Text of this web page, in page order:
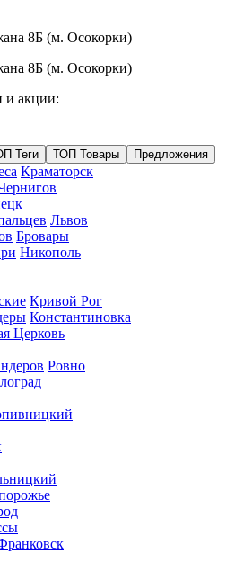
8Б (м. Осокорки)
8Б (м. Осокорки)
и акции:
Теги ТОП Товары Предложения
Краматорск
Львов
Бровары
Никополь
Кривой Рог
Константиновка
Церковь
Ровно